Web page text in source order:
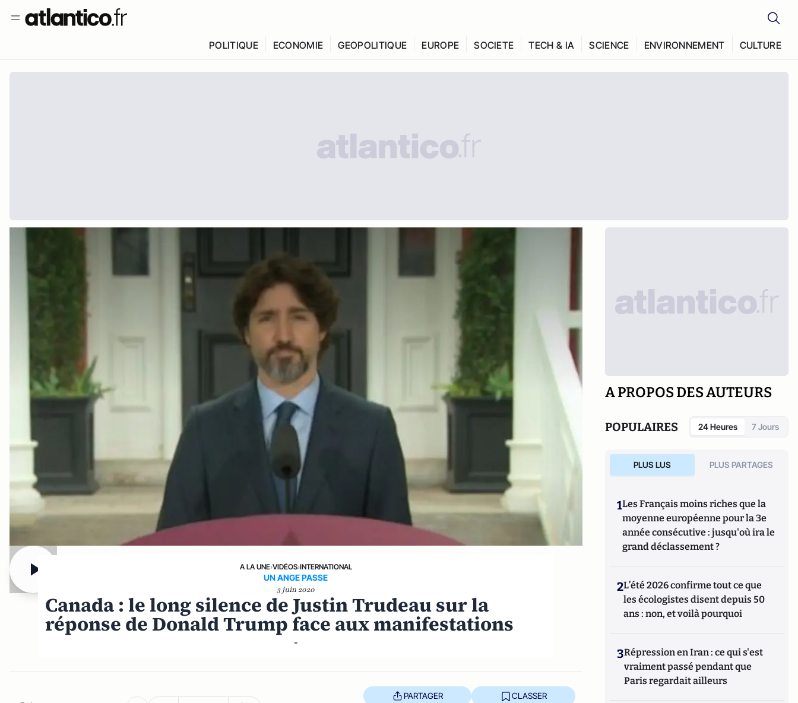
POLITIQUE ECONOMIE GEOPOLITIQUE EUROPE SOCIETE TECH & IA SCIENCE ENVIRONNEMENT CULTURE
A LA UNE›VIDÉOS›INTERNATIONAL
UN ANGE PASSE
3 juin 2020
Canada : le long silence de Justin Trudeau sur la
réponse de Donald Trump face aux manifestations
-
PARTAGER CLASSER
A PROPOS DES AUTEURS
POPULAIRES 24 Heures 7 Jours
PLUS LUS PLUS PARTAGES
1Les Français moins riches que la
moyenne européenne pour la 3e
année consécutive : jusqu'où ira le
grand déclassement ?
2L’été 2026 confirme tout ce que
les écologistes disent depuis 50
ans : non, et voilà pourquoi
3Répression en Iran : ce qui s'est
vraiment passé pendant que
Paris regardait ailleurs